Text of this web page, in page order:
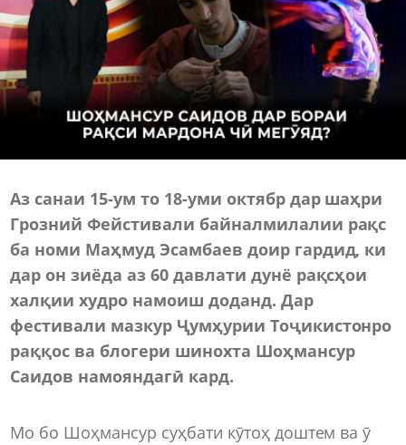
Аз санаи 15-ум то 18-уми октябр дар шаҳри
Грозний Фейстивали байналмилалии рақс
ба номи Маҳмуд Эсамбаев доир гардид, ки
дар он зиёда аз 60 давлати дунё рақсҳои
халқии худро намоиш доданд. Дар
фестивали мазкур Ҷумҳурии Тоҷикистонро
раққос ва блогери шинохта Шоҳмансур
Саидов намояндагӣ кард.
Мо бо Шоҳмансур суҳбати кӯтоҳ доштем ва ӯ